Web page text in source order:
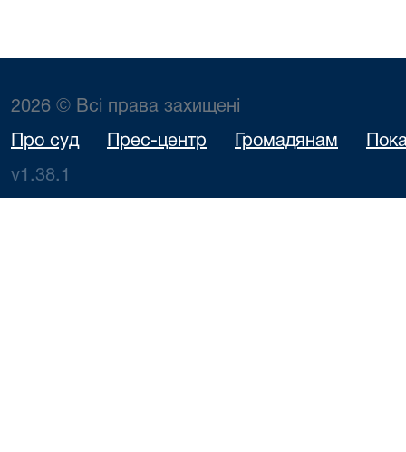
2026 © Всі права захищені
Про суд Прес-центр Громадянам
v1.38.1